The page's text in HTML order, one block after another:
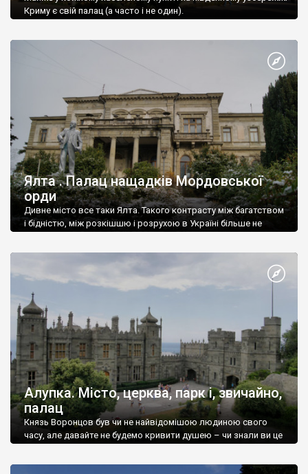
Криму є свій палац (а часто і не один).
Ялта . Палац нащадків Мордовської
орди
Дивне місто все таки Ялта. Такого контрасту між багатством
і бідністю, між розкішшю і розрухою в Україні більше не
Алупка. Місто, церква, парк і, звичайно,
палац
Князь Воронцов був чи не найвідомішою людиною свого
часу, але давайте не будемо кривити душею – чи знали ви це